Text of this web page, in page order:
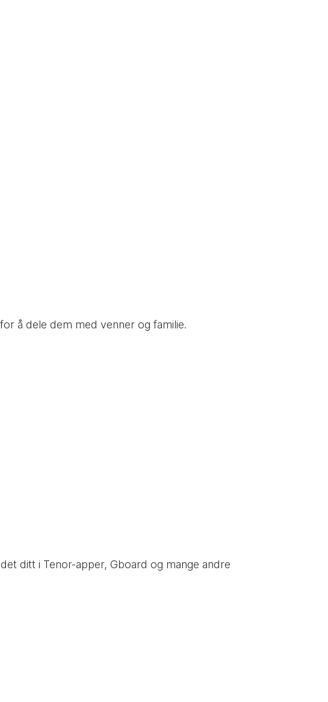
å dele dem med venner og familie.
ditt i Tenor-apper, Gboard og mange andre